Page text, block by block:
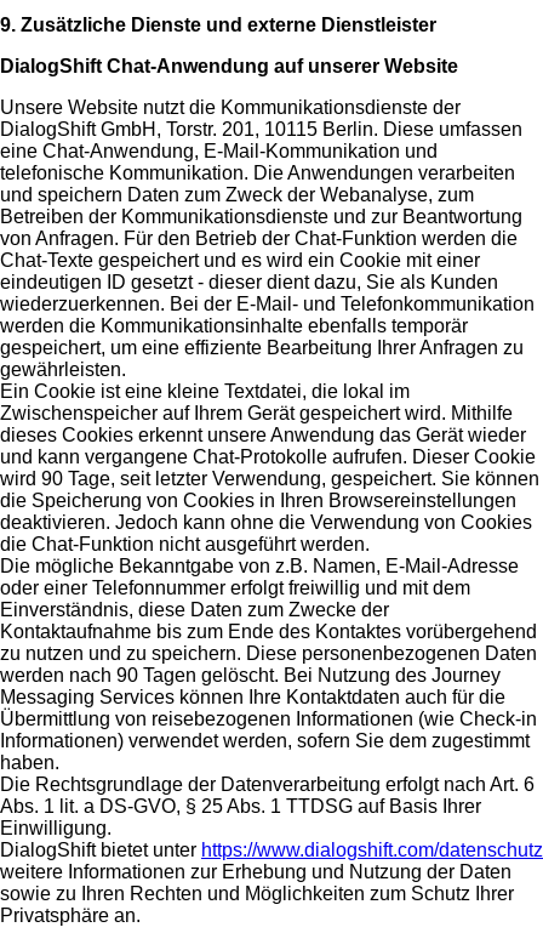
9. Zusätzliche Dienste und externe Dienstleister
DialogShift Chat-Anwendung auf unserer Website
Unsere Website nutzt die Kommunikationsdienste der
DialogShift GmbH, Torstr. 201, 10115 Berlin. Diese umfassen
eine Chat-Anwendung, E-Mail-Kommunikation und
telefonische Kommunikation. Die Anwendungen verarbeiten
und speichern Daten zum Zweck der Webanalyse, zum
Betreiben der Kommunikationsdienste und zur Beantwortung
von Anfragen. Für den Betrieb der Chat-Funktion werden die
Chat-Texte gespeichert und es wird ein Cookie mit einer
eindeutigen ID gesetzt - dieser dient dazu, Sie als Kunden
wiederzuerkennen. Bei der E-Mail- und Telefonkommunikation
werden die Kommunikationsinhalte ebenfalls temporär
gespeichert, um eine effiziente Bearbeitung Ihrer Anfragen zu
gewährleisten.
Ein Cookie ist eine kleine Textdatei, die lokal im
Zwischenspeicher auf Ihrem Gerät gespeichert wird. Mithilfe
dieses Cookies erkennt unsere Anwendung das Gerät wieder
und kann vergangene Chat-Protokolle aufrufen. Dieser Cookie
wird 90 Tage, seit letzter Verwendung, gespeichert. Sie können
die Speicherung von Cookies in Ihren Browsereinstellungen
deaktivieren. Jedoch kann ohne die Verwendung von Cookies
die Chat-Funktion nicht ausgeführt werden.
Die mögliche Bekanntgabe von z.B. Namen, E-Mail-Adresse
oder einer Telefonnummer erfolgt freiwillig und mit dem
Einverständnis, diese Daten zum Zwecke der
Kontaktaufnahme bis zum Ende des Kontaktes vorübergehend
zu nutzen und zu speichern. Diese personenbezogenen Daten
werden nach 90 Tagen gelöscht. Bei Nutzung des Journey
Messaging Services können Ihre Kontaktdaten auch für die
Übermittlung von reisebezogenen Informationen (wie Check-in
Informationen) verwendet werden, sofern Sie dem zugestimmt
haben.
Die Rechtsgrundlage der Datenverarbeitung erfolgt nach Art. 6
Abs. 1 lit. a DS-GVO, § 25 Abs. 1 TTDSG auf Basis Ihrer
Einwilligung.
DialogShift bietet unter https://www.dialogshift.com/datenschutz
weitere Informationen zur Erhebung und Nutzung der Daten
sowie zu Ihren Rechten und Möglichkeiten zum Schutz Ihrer
Privatsphäre an.